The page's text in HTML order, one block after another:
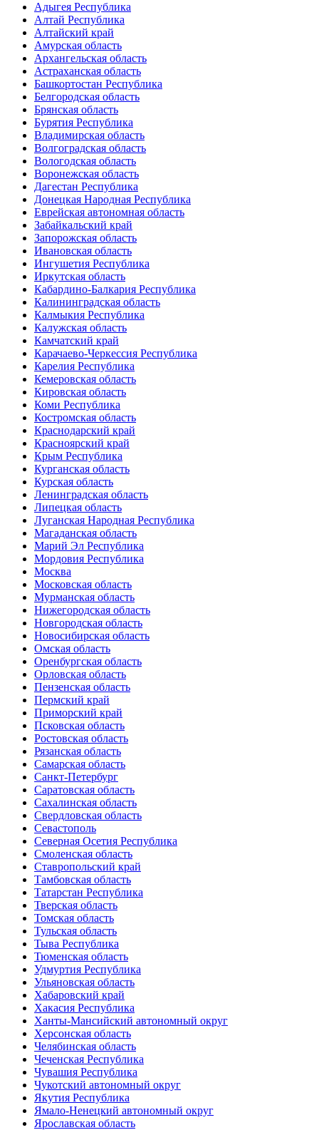
Адыгея Республика
Алтай Республика
Алтайский край
Амурская область
Архангельская область
Астраханская область
Башкортостан Республика
Белгородская область
Брянская область
Бурятия Республика
Владимирская область
Волгоградская область
Вологодская область
Воронежская область
Дагестан Республика
Донецкая Народная Республика
Еврейская автономная область
Забайкальский край
Запорожская область
Ивановская область
Ингушетия Республика
Иркутская область
Кабардино-Балкария Республика
Калининградская область
Калмыкия Республика
Калужская область
Камчатский край
Карачаево-Черкессия Республика
Карелия Республика
Кемеровская область
Кировская область
Коми Республика
Костромская область
Краснодарский край
Красноярский край
Крым Республика
Курганская область
Курская область
Ленинградская область
Липецкая область
Луганская Народная Республика
Магаданская область
Марий Эл Республика
Мордовия Республика
Москва
Московская область
Мурманская область
Нижегородская область
Новгородская область
Новосибирская область
Омская область
Оренбургская область
Орловская область
Пензенская область
Пермский край
Приморский край
Псковская область
Ростовская область
Рязанская область
Самарская область
Санкт-Петербург
Саратовская область
Сахалинская область
Свердловская область
Севастополь
Северная Осетия Республика
Смоленская область
Ставропольский край
Тамбовская область
Татарстан Республика
Тверская область
Томская область
Тульская область
Тыва Республика
Тюменская область
Удмуртия Республика
Ульяновская область
Хабаровский край
Хакасия Республика
Ханты-Мансийский автономный округ
Херсонская область
Челябинская область
Чеченская Республика
Чувашия Республика
Чукотский автономный округ
Якутия Республика
Ямало-Ненецкий автономный округ
Ярославская область